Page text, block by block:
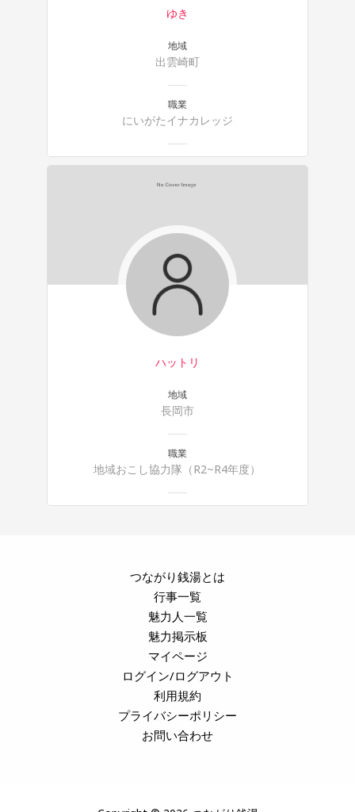
ゆき
地域
出雲崎町
職業
にいがたイナカレッジ
ハットリ
地域
長岡市
職業
地域おこし協力隊（R2~R4年度）
つながり銭湯とは
行事一覧
魅力人一覧
魅力掲示板
マイページ
ログイン/ログアウト
利用規約
プライバシーポリシー
お問い合わせ